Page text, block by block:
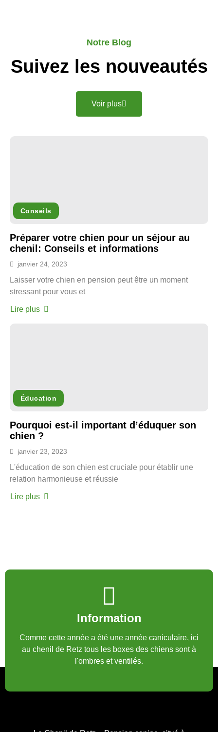
Notre Blog
Suivez les nouveautés
Voir plus
Conseils
Préparer votre chien pour un séjour au
chenil: Conseils et informations
janvier 24, 2023
Laisser votre chien en pension peut être un moment
stressant pour vous et
Lire plus
Éducation
Pourquoi est-il important d’éduquer son
chien ?
janvier 23, 2023
L'éducation de son chien est cruciale pour établir une
relation harmonieuse et réussie
Lire plus
Information
Comme cette année a été une année caniculaire, ici
au chenil de Retz tous les boxes des chiens sont à
l'ombres et ventilés.